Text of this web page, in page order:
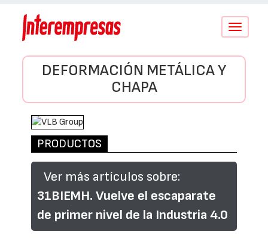
Conmutar
DEFORMACIÓN METÁLICA Y
CHAPA
PRODUCTOS
Ver más artículos sobre:
31BIEMH. Vuelve el escaparate
de primer nivel de la Industria 4.0